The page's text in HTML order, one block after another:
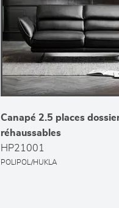
Canapé 2.5 places
réhaussables
HP21001
POLIPOL/HUKLA